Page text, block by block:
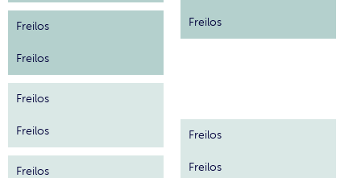
Freilos
Freilos
Freilos
Freilos
Freilos
Freilos
Freilos
Freilos